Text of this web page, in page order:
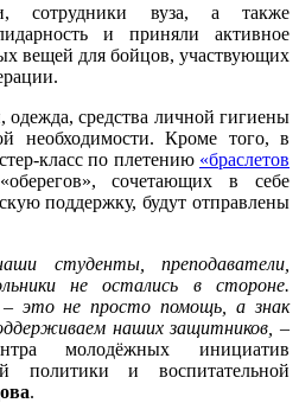
сотрудники вуза, а также
и приняли активное
вещей для бойцов, участвующих
средства личной гигиены
необходимости. Кроме того, в
класс по плетению «браслетов
сочетающих в себе
поддержку, будут отправлены
студенты, преподаватели,
не остались в стороне.
это не просто помощь, а знак
наших защитников, –
молодёжных инициатив
политики и воспитательной
.